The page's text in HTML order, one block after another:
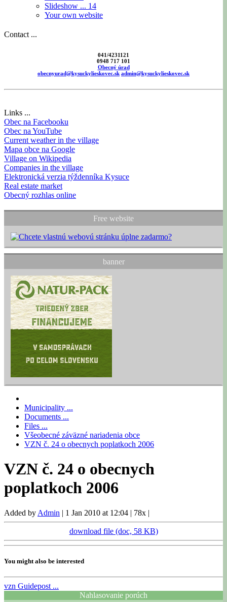
Slideshow ... 14
Your own website
Contact ...
041/4231121
0948 717 101
Obecný úrad
obecnyurad@kysuckylieskovec.sk admin@kysuckylieskovec.sk
Links ...
Obec na Facebooku
Obec na YouTube
Current weather in the village
Mapa obce na Google
Village on Wikipedia
Companies in the village
Elektronická verzia týždenníka Kysuce
Real estate market
Obecný rozhlas online
Free website
banner
Municipality ...
Documents ...
Files ...
Všeobecné záväzné nariadenia obce
VZN č. 24 o obecnych poplatkoch 2006
VZN č. 24 o obecnych
poplatkoch 2006
Added by Admin | 1 Jan 2010 at 12:04 | 78x |
download file (doc, 58 KB)
You might also be interested
vzn Guidepost ...
Nahlasovanie porúch